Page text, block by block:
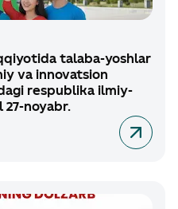
talaba-yoshlar
va innovatsion
respublika ilmiy-
27-noyabr.